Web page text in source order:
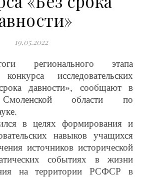
19.05.2022
регионального этапа
исследовательских
давности», сообщают в
Смоленской области по
в целях формирования и
навыков учащихся
источников исторической
событиях в жизни
на территории РСФСР в